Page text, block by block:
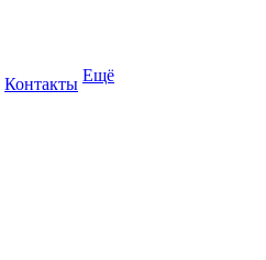
Контакты Ещё